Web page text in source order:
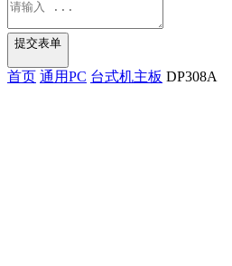
提交表单
首页 通用PC 台式机主板 DP308A